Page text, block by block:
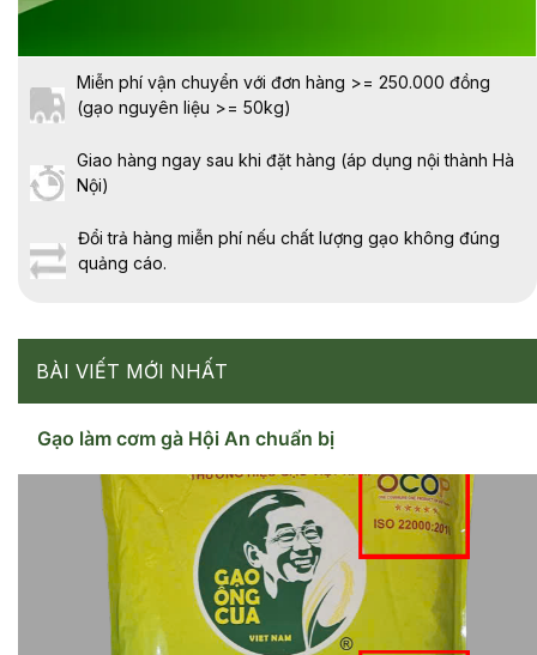
Miễn phí vận chuyển với đơn hàng >= 250.000 đồng
(gạo nguyên liệu >= 50kg)
Giao hàng ngay sau khi đặt hàng (áp dụng nội thành Hà
Nội)
Đổi trả hàng miễn phí nếu chất lượng gạo không đúng
quảng cáo.
BÀI VIẾT MỚI NHẤT
Gạo làm cơm gà Hội An chuẩn bị